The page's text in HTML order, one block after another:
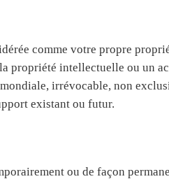
comme votre propre
propriété intellectuelle ou un
irrévocable, non
existant ou futur.
ou de façon